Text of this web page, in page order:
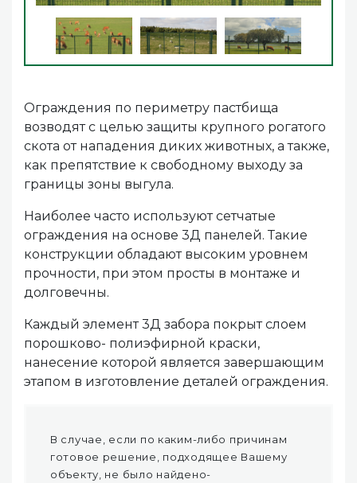
Ограждения по периметру пастбища
возводят с целью защиты крупного рогатого
скота от нападения диких животных, а также,
как препятствие к свободному выходу за
границы зоны выгула.
Наиболее часто используют сетчатые
ограждения на основе 3Д панелей. Такие
конструкции обладают высоким уровнем
прочности, при этом просты в монтаже и
долговечны.
Каждый элемент 3Д забора покрыт слоем
порошково- полиэфирной краски,
нанесение которой является завершающим
этапом в изготовление деталей ограждения.
В случае, если по каким-либо причинам
готовое решение, подходящее Вашему
объекту, не было найдено-